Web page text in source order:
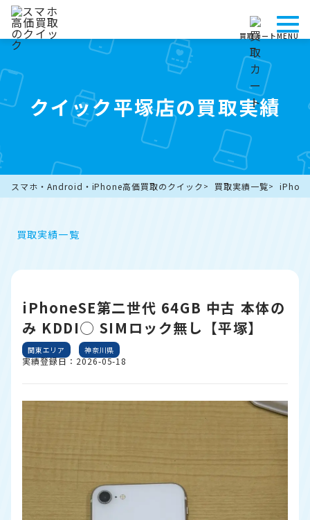
買取カートMENU
クイック平塚店の買取実績
スマホ・Android・iPhone高価買取のクイック 買取実績一覧
買取実績一覧
iPhoneSE第二世代 64GB 中古 本体の
み KDDI◯ SIMロック無し【平塚】
関東エリア 神奈川県
実績登録日：2026-05-18